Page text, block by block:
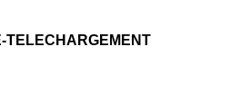
TELECHARGEMENT